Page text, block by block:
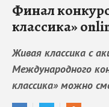
Финал
классика»
Живая классика с
Международного
классика» можно